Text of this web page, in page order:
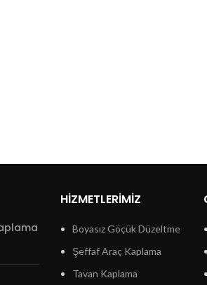
HIZMETLERIMIZ
Boyasız Göçük Düzeltme
Şeffaf Araç Kaplama
Tavan Kaplama